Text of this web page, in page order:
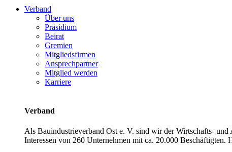
Verband
Über uns
Präsidium
Beirat
Gremien
Mitgliedsfirmen
Ansprechpartner
Mitglied werden
Karriere
Verband
Als Bauindustrieverband Ost e. V. sind wir der Wirtschafts-
Interessen von 260 Unternehmen mit ca. 20.000